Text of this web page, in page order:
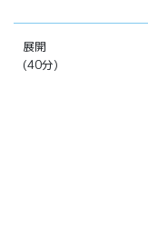
展開
(40分)